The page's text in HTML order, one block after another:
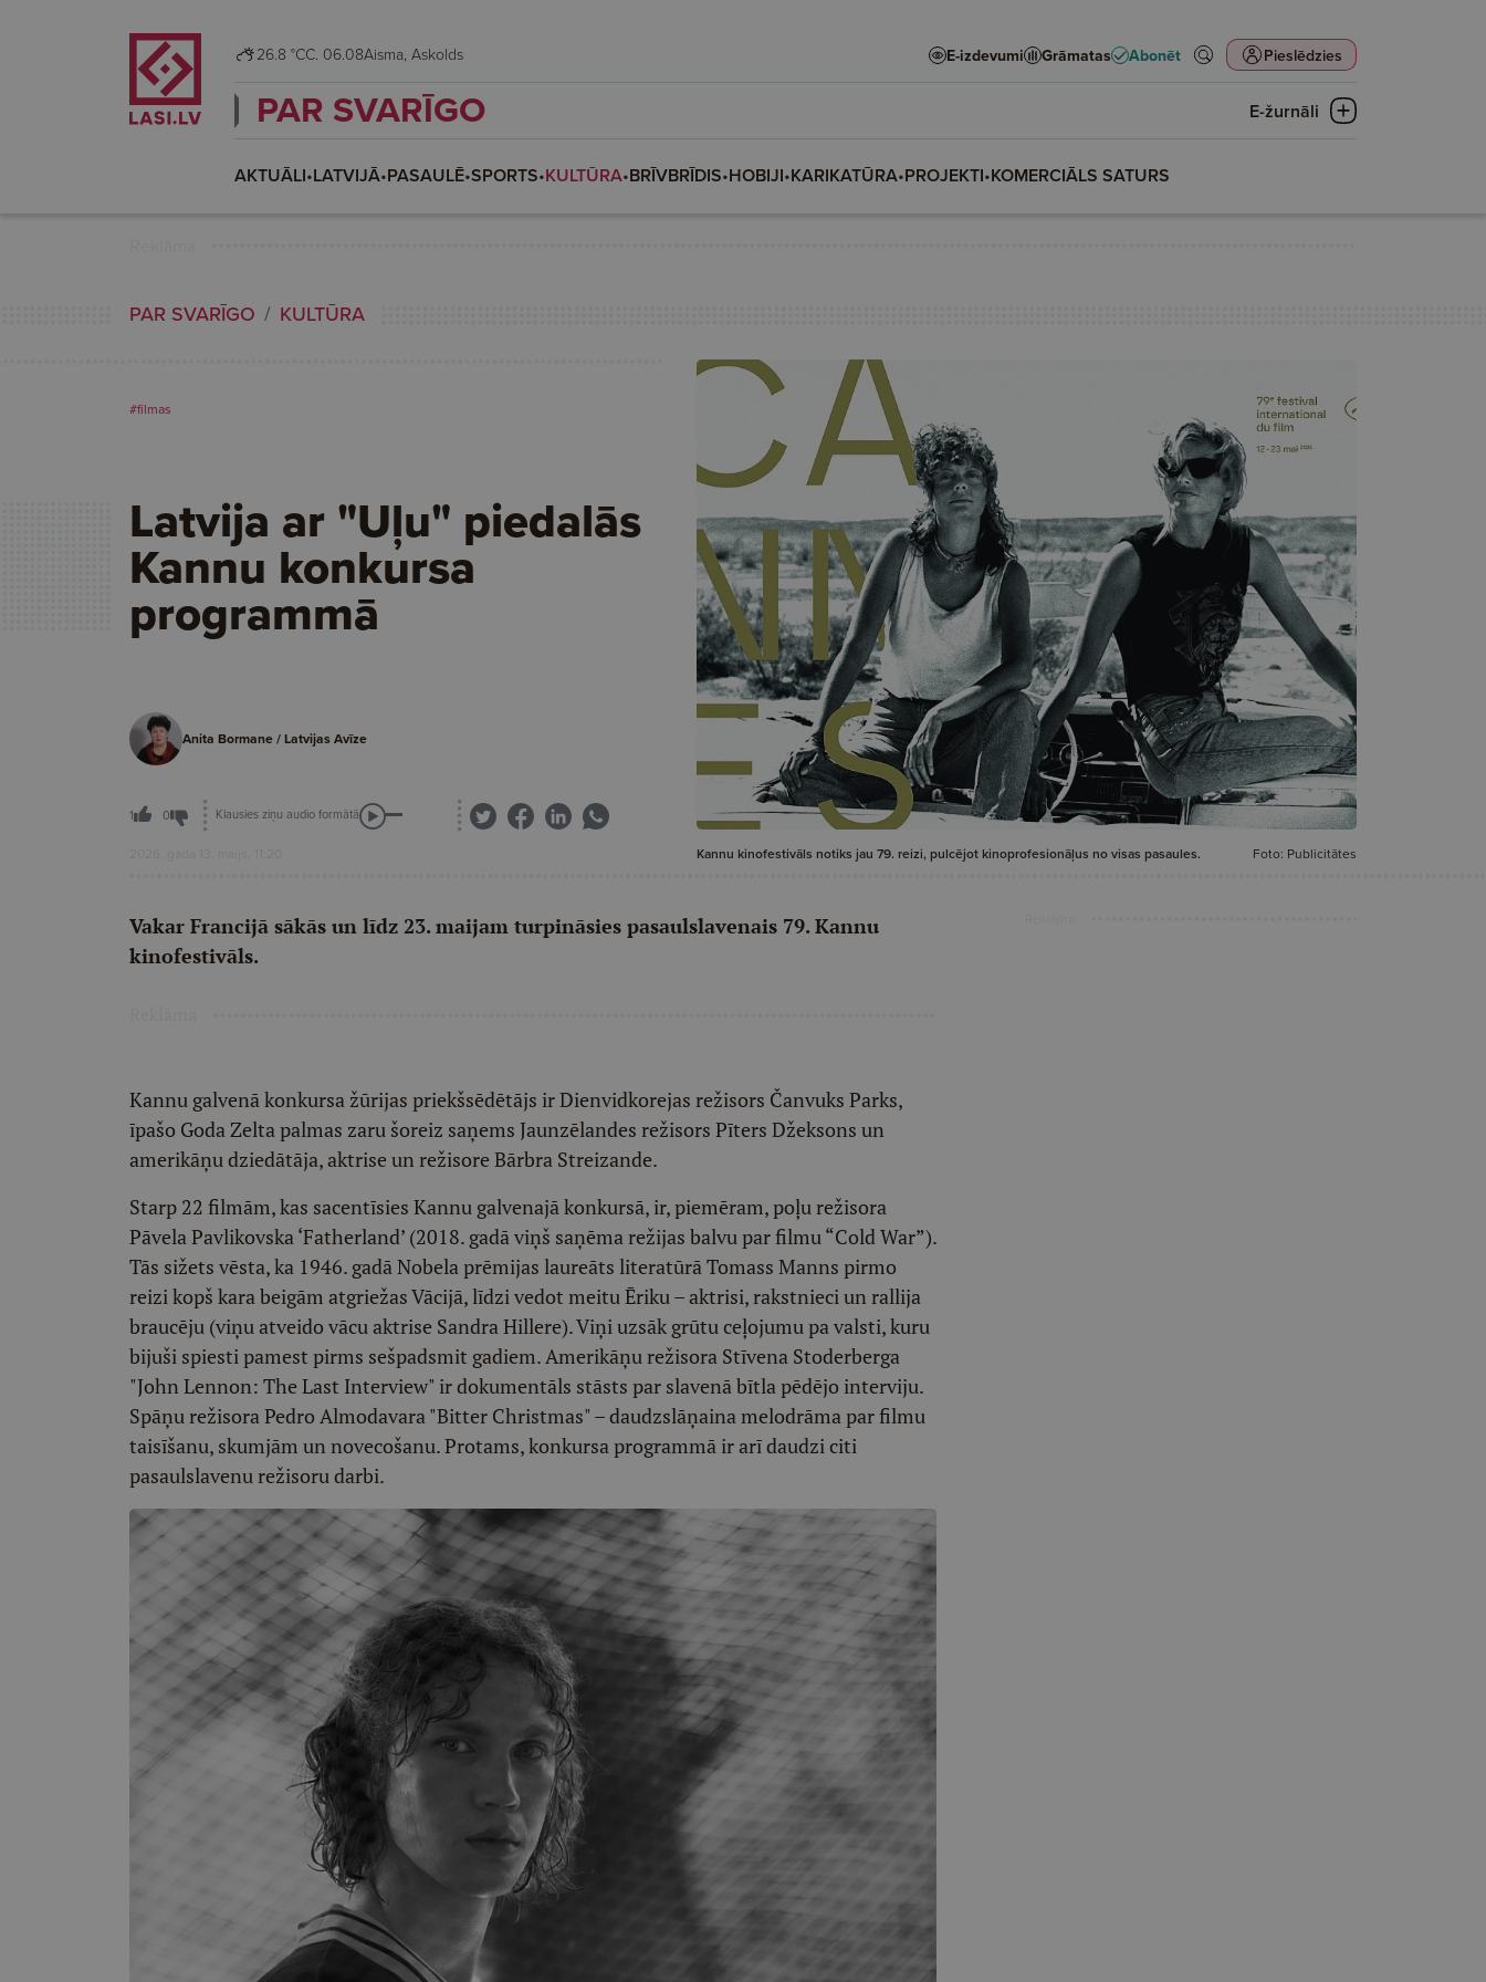
26.8 °CC. 06.08 Aisma, Askolds E-izdevumi Grāmatas Abonēt Pieslēdzies
PAR SVARĪGO E-žurnāli
AKTUĀLI•LATVIJĀ•PASAULĒ•SPORTS•KULTŪRA•BRĪVBRĪDIS•HOBIJI•KARIKATŪRA•PROJEKTI•KOMERCIĀLS SATURS
PAR SVARĪGO KULTŪRA
#filmas
Latvija ar "Uļu" piedalās
Kannu konkursa
programmā
Anita Bormane / Latvijas Avīze
1 0 Klausies ziņu audio formātā
2026. gada 13. maijs, 11:20 Kannu kinofestivāls notiks jau 79. reizi, pulcējot kinoprofesionāļus no visas pasaules. Foto: Publicitātes
Vakar Francijā sākās un līdz 23. maijam turpināsies pasaulslavenais 79. Kannu
kinofestivāls.
Kannu galvenā konkursa žūrijas priekšsēdētājs ir Dienvidkorejas režisors Čanvuks Parks,
īpašo Goda Zelta palmas zaru šoreiz saņems Jaunzēlandes režisors Pīters Džeksons un
amerikāņu dziedātāja, aktrise un režisore Bārbra Streizande.
Starp 22 filmām, kas sacentīsies Kannu galvenajā konkursā, ir, piemēram, poļu režisora
Pāvela Pavlikovska ‘Fatherland’ (2018. gadā viņš saņēma režijas balvu par filmu “Cold War”).
Tās sižets vēsta, ka 1946. gadā Nobela prēmijas laureāts literatūrā Tomass Manns pirmo
reizi kopš kara beigām atgriežas Vācijā, līdzi vedot meitu Ēriku – aktrisi, rakstnieci un rallija
braucēju (viņu atveido vācu aktrise Sandra Hillere). Viņi uzsāk grūtu ceļojumu pa valsti, kuru
bijuši spiesti pamest pirms sešpadsmit gadiem. Amerikāņu režisora Stīvena Stoderberga
"John Lennon: The Last Interview" ir dokumentāls stāsts par slavenā bītla pēdējo interviju.
Spāņu režisora Pedro Almodavara "Bitter Christmas" – daudzslāņaina melodrāma par filmu
taisīšanu, skumjām un novecošanu. Protams, konkursa programmā ir arī daudzi citi
pasaulslavenu režisoru darbi.